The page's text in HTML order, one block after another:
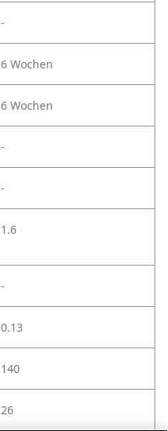
-
6 Wochen
6 Wochen
-
-
1.6
-
0.13
140
26